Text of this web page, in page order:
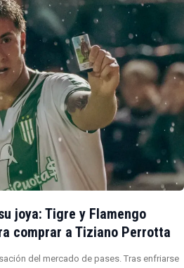
joya: Tigre y Flamengo
comprar a Tiziano Perrotta
del mercado de pases. Tras enfriarse